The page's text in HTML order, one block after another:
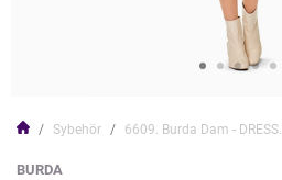
Sybehör 6609. Burda Dam - DRESS.
BURDA